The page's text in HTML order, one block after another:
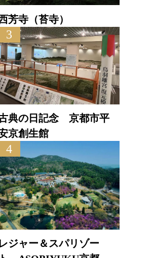
芳寺（苔寺）
3
典の日記念 京都市平
京創生館
4
レジャー＆スパリゾー